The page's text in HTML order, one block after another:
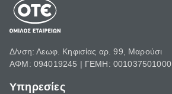
Δ/νση: Λεωφ. Κηφισίας αρ. 99, Μαρούσι
ΑΦΜ: 094019245 | ΓΕΜΗ: 001037501000
Υπηρεσίες